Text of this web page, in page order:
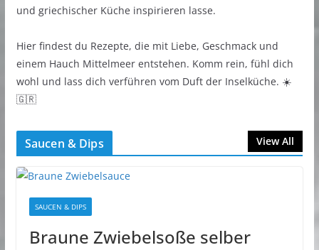
und griechischer Küche inspirieren lasse.
Hier findest du Rezepte, die mit Liebe, Geschmack und
einem Hauch Mittelmeer entstehen. Komm rein, fühl dich
wohl und lass dich verführen vom Duft der Inselküche. ☀️
🇬🇷
Saucen & Dips View All
SAUCEN & DIPS
Braune Zwiebelsoße selber